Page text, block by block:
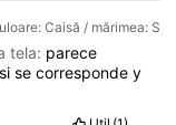
Caisă / mărimea: S
tela: parece
sisecorrespondey